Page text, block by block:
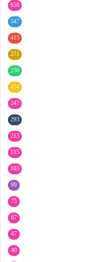
658
547
415
271
256
454
247
293
213
115
103
99
75
67
47
40